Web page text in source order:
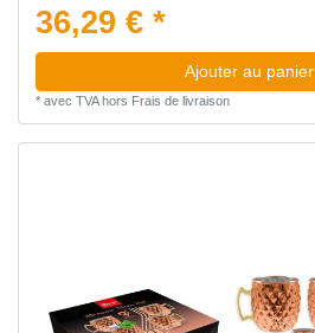
36,29 € *
Ajouter au panier
* avec TVAhors Frais de livraison